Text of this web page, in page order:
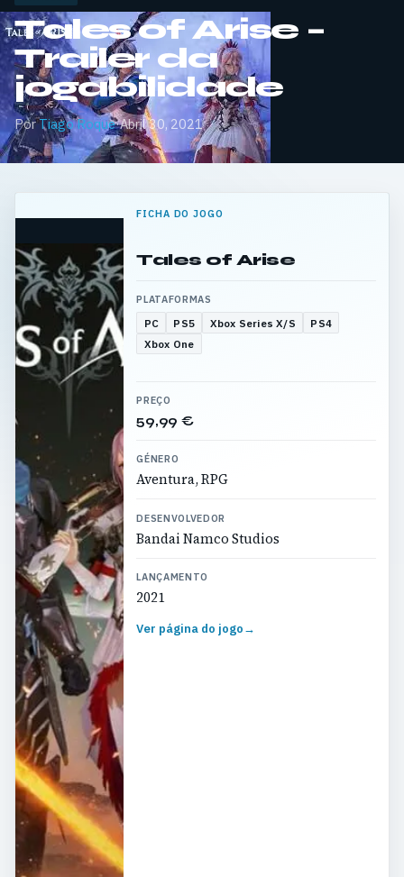
Tales of Arise –
Trailer da
jogabilidade
PorTiago Roque·Abril 30, 2021
FICHA DO JOGO
Tales of Arise
PLATAFORMAS
PC PS5 Xbox Series X/S
PS4
Xbox One
PREÇO
59,99 €
GÉNERO
Aventura, RPG
DESENVOLVEDOR
Bandai Namco Studios
LANÇAMENTO
2021
Ver página do jogo→